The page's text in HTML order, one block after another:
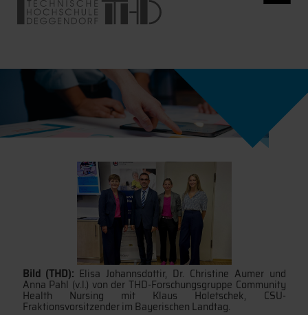
Bild (THD): Elisa Johannsdottir, Dr. Christine Aumer und
Anna Pahl (v.l.) von der THD-Forschungsgruppe Community
Health Nursing mit Klaus Holetschek, CSU-
Fraktionsvorsitzender im Bayerischen Landtag.